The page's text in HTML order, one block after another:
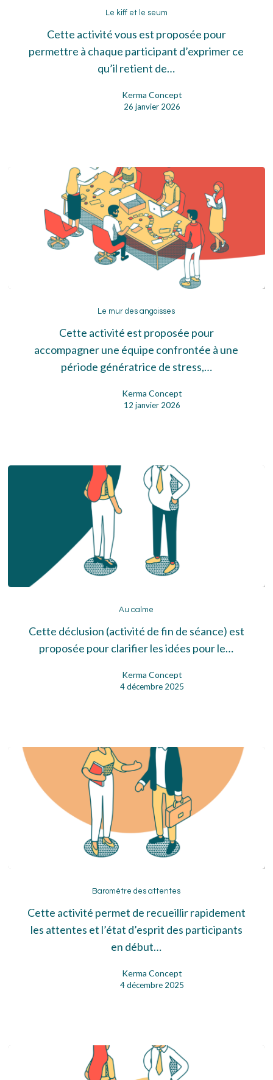
kiff
et
le
seum
Le kiff et le seum
Cette activité vous est proposée pour
permettre à chaque participant d’exprimer ce
qu’il retient de…
Kerma Concept
26 janvier 2026
mur
des
angoisses
Le mur des angoisses
Cette activité est proposée pour
accompagner une équipe confrontée à une
période génératrice de stress,…
Kerma Concept
12 janvier 2026
calme
Au calme
Cette déclusion (activité de fin de séance) est
proposée pour clarifier les idées pour le…
Kerma Concept
4 décembre 2025
des
attentes
Baromètre des attentes
Cette activité permet de recueillir rapidement
les attentes et l’état d’esprit des participants
en début…
Kerma Concept
4 décembre 2025